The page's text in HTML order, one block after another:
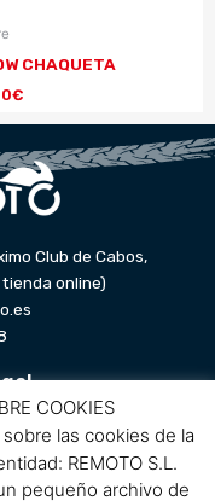
CHAQUETA
€
Club de Cabos,
online)
COOKIES
las cookies de la
REMOTO S.L.
pequeño archivo de